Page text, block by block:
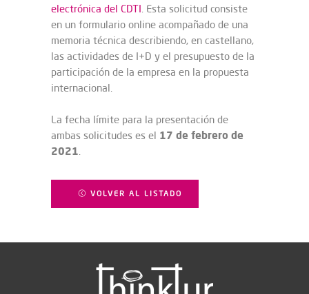
electrónica del CDTI. Esta solicitud consiste
en un formulario online acompañado de una
memoria técnica describiendo, en castellano,
las actividades de I+D y el presupuesto de la
participación de la empresa en la propuesta
internacional.
La fecha límite para la presentación de
ambas solicitudes es el 17 de febrero de
2021.
VOLVER AL LISTADO